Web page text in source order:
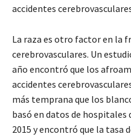
accidentes
La raza es otro factor en la
cerebrovasculares. Un
año encontró que los
accidentes
más temprana que los
basó en datos de hospitales
2015 y encontró que la tasa